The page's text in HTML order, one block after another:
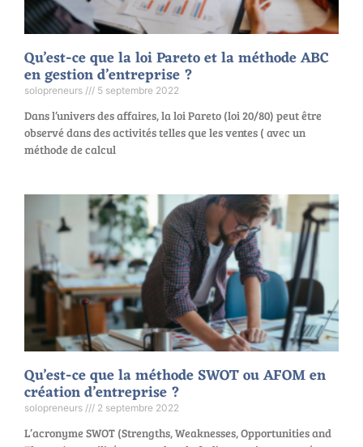
Qu’est-ce que la loi Pareto et la méthode ABC
en gestion d’entreprise ?
solopreneurs 5 septembre 2022
Dans l’univers des affaires, la loi Pareto (loi 20/80) peut être
observé dans des activités telles que les ventes ( avec un
méthode de calcul
Qu’est-ce que la méthode SWOT ou AFOM en
création d’entreprise ?
solopreneurs 2 septembre 2022
L’acronyme SWOT (Strengths, Weaknesses, Opportunities and